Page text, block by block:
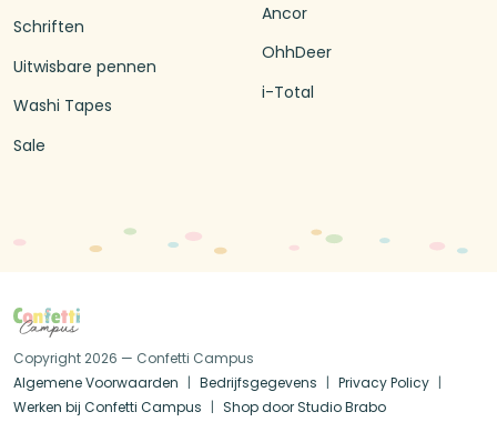
Schriften
Uitwisbare pennen
Washi Tapes
Sale
Ancor
OhhDeer
i-Total
Copyright 2026 — Confetti Campus
Algemene Voorwaarden
Bedrijfsgegevens
Privacy Policy
Werken bij Confetti Campus
Shop door Studio Brabo